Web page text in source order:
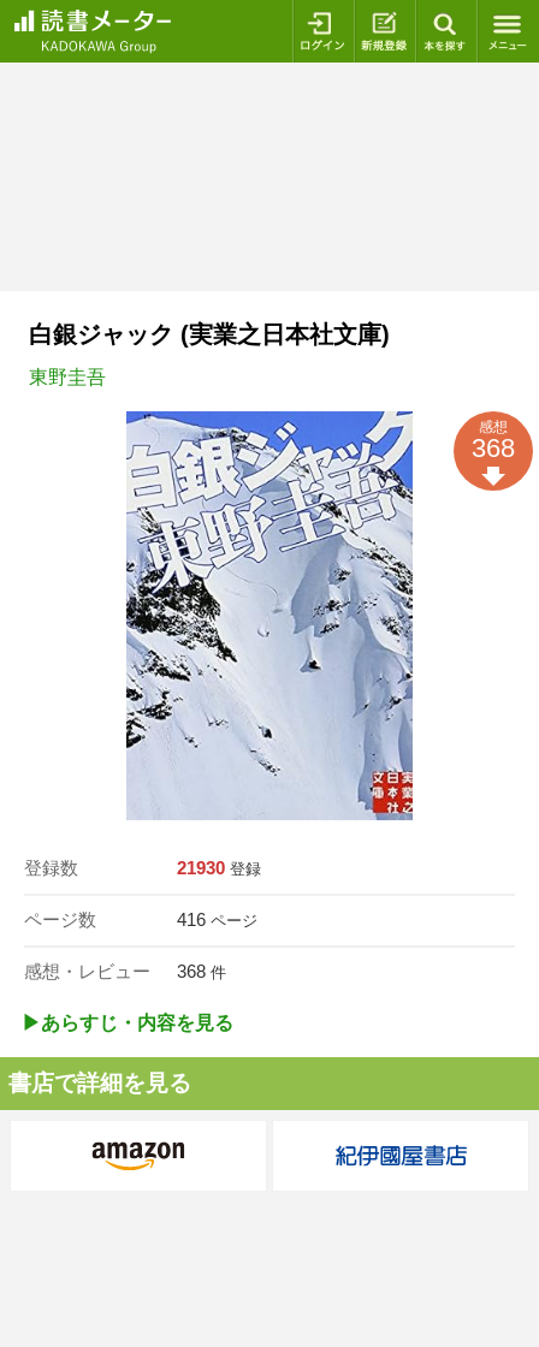
ログイン 新規登録
白銀ジャック (実業之日本社文庫)
東野圭吾
登録数 21930 登録
ページ数 416 ページ
感想・レビュー 368 件
感想
368
▶︎あらすじ・内容を見る
書店で詳細を見る